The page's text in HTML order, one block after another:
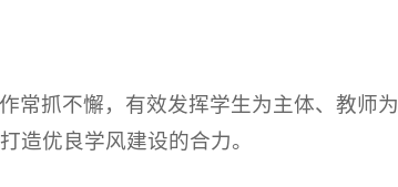
常抓不懈，有效发挥学生为主体、教师
造优良学风建设的合力。